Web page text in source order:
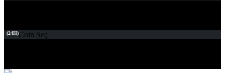
(24H)Coin Seç